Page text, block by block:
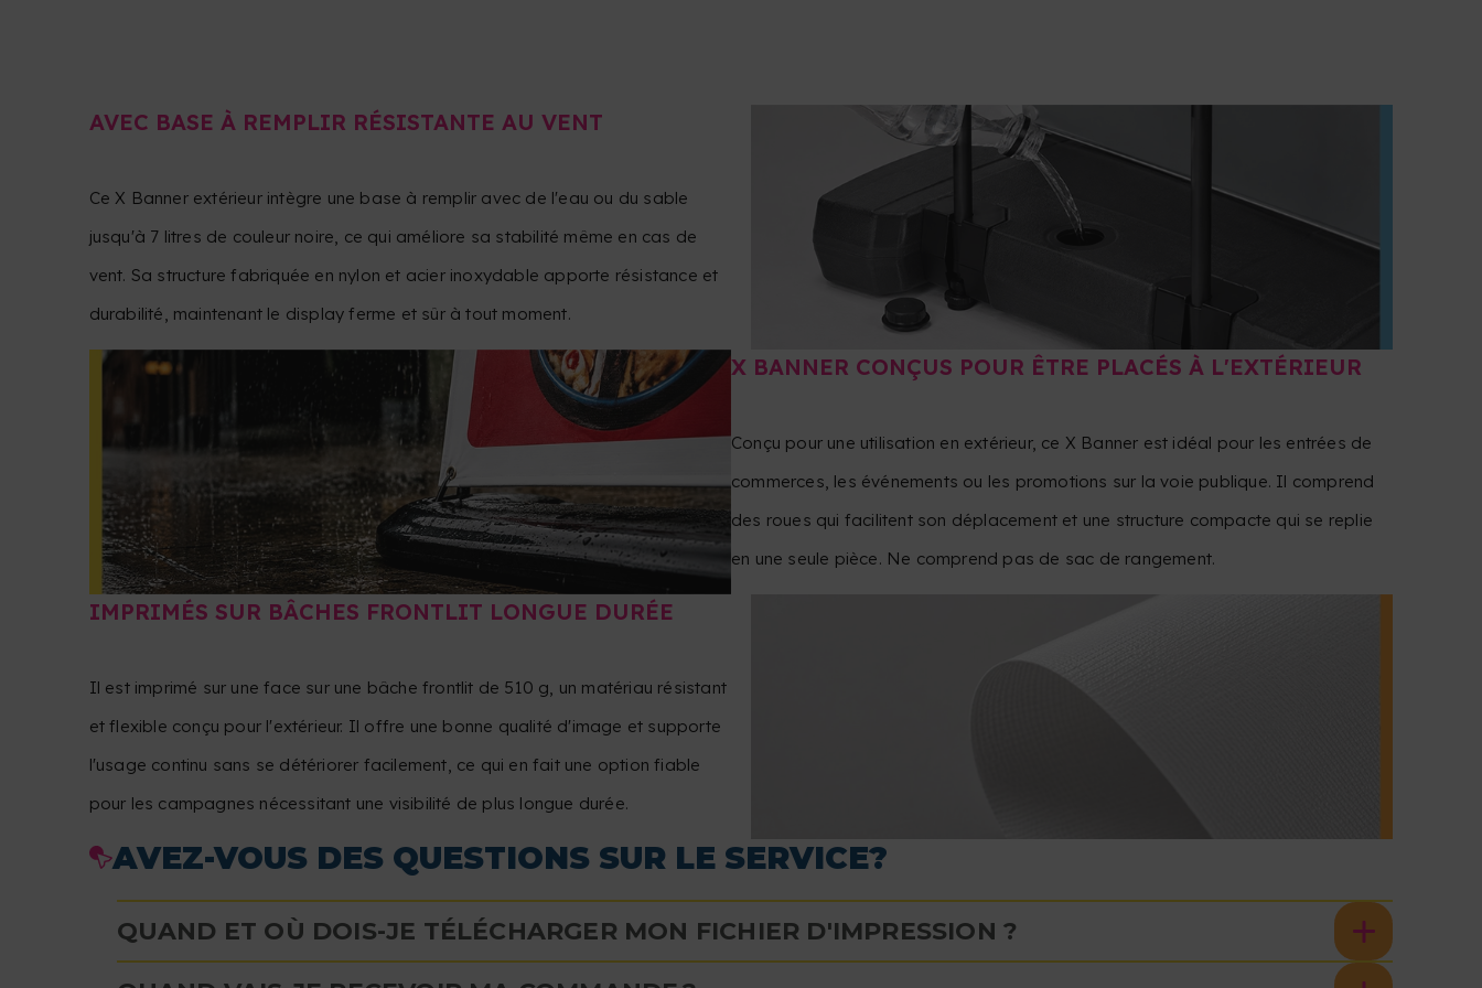
AVEC BASE À REMPLIR RÉSISTANTE AU VENT
Ce X Banner extérieur intègre une base à remplir avec de l'eau ou du sable
jusqu'à 7 litres de couleur noire, ce qui améliore sa stabilité même en cas de
vent. Sa structure fabriquée en nylon et acier inoxydable apporte résistance et
durabilité, maintenant le display ferme et sûr à tout moment.
X BANNER CONÇUS POUR ÊTRE PLACÉS À L'EXTÉRIEUR
Conçu pour une utilisation en extérieur, ce X Banner est idéal pour les entrées de
commerces, les événements ou les promotions sur la voie publique. Il comprend
des roues qui facilitent son déplacement et une structure compacte qui se replie
en une seule pièce. Ne comprend pas de sac de rangement.
IMPRIMÉS SUR BÂCHES FRONTLIT LONGUE DURÉE
Il est imprimé sur une face sur une bâche frontlit de 510 g, un matériau résistant
et flexible conçu pour l'extérieur. Il offre une bonne qualité d'image et supporte
l'usage continu sans se détériorer facilement, ce qui en fait une option fiable
pour les campagnes nécessitant une visibilité de plus longue durée.
AVEZ-VOUS DES QUESTIONS SUR LE SERVICE?
QUAND ET OÙ DOIS-JE TÉLÉCHARGER MON FICHIER D'IMPRESSION ?